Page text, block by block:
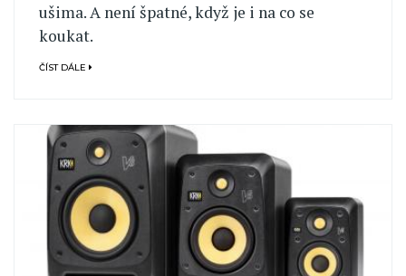
ušima. A není špatné, když je i na co se
koukat.
ČÍST DÁLE